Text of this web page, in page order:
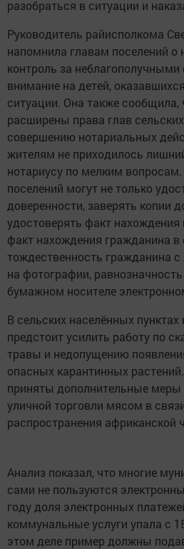
разобраться в ситуации и
Руководитель райисполкома
напомнила главам поселений о
контроль за
внимание на детей,
ситуации. Она также
расширены права глав
совершению нотариальных
жителям не приходилось
нотариусу по мелким вопросам.
поселений могут не только
доверенности, заверять копии
удостоверять факт
факт нахождения гражданина в
тождественность гражданина
на фотографии,
бумажном носителе
В сельских населённых пунктах
предстоит усилить работу по
травы и недопущению
опасных карантинных
приняты дополнительные
уличной торговли мясом в
распространения африканской
Анализ показал, что многие
сами не пользуются
году доля электронных
коммунальные услуги упала с
этом деле пример должны